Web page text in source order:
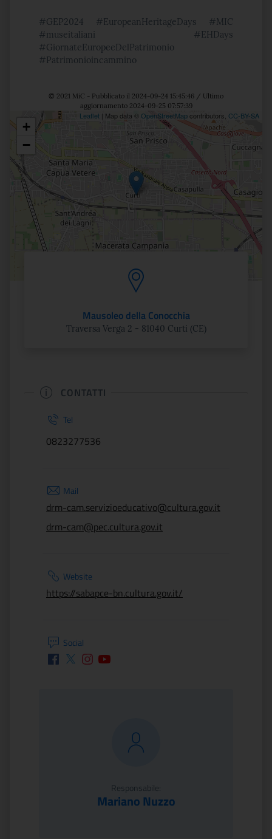
#GEP2024 #EuropeanHeritageDays #MIC
#museitaliani #EHDays
#GiornateEuropeeDelPatrimonio
#Patrimonioincammino
© 2021 MiC - Pubblicato il 2024-09-24 15:45:46 / Ultimo
aggiornamento 2024-09-25 07:57:39
Posizione
+
−
Leaflet | Map data © OpenStreetMapcontributors, CC-BY-SA
Mausoleo della Conocchia
Traversa Verga 2 - 81040 Curti (CE)
CONTATTI
Tel
0823277536
Mail
drm-cam.servizioeducativo@cultura.gov.it
drm-cam@pec.cultura.gov.it
Website
https://sabapce-bn.cultura.gov.it/
Social
FacebookTwitterInstagram
Youtube
Responsabile:
Mariano Nuzzo